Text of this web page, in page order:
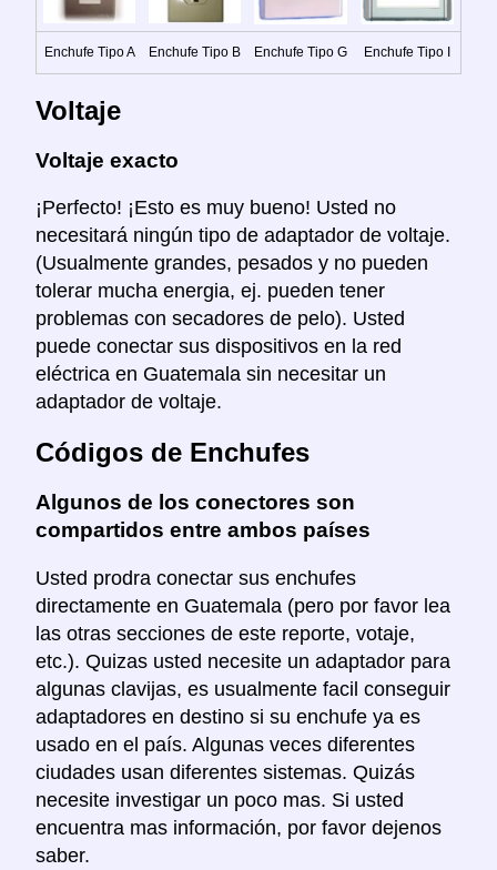
Enchufe Tipo A Enchufe Tipo B Enchufe Tipo G Enchufe Tipo I
Voltaje
Voltaje exacto
¡Perfecto! ¡Esto es muy bueno! Usted no
necesitará ningún tipo de adaptador de voltaje.
(Usualmente grandes, pesados y no pueden
tolerar mucha energia, ej. pueden tener
problemas con secadores de pelo). Usted
puede conectar sus dispositivos en la red
eléctrica en Guatemala sin necesitar un
adaptador de voltaje.
Códigos de Enchufes
Algunos de los conectores son
compartidos entre ambos países
Usted prodra conectar sus enchufes
directamente en Guatemala (pero por favor lea
las otras secciones de este reporte, votaje,
etc.). Quizas usted necesite un adaptador para
algunas clavijas, es usualmente facil conseguir
adaptadores en destino si su enchufe ya es
usado en el país. Algunas veces diferentes
ciudades usan diferentes sistemas. Quizás
necesite investigar un poco mas. Si usted
encuentra mas información, por favor dejenos
saber.